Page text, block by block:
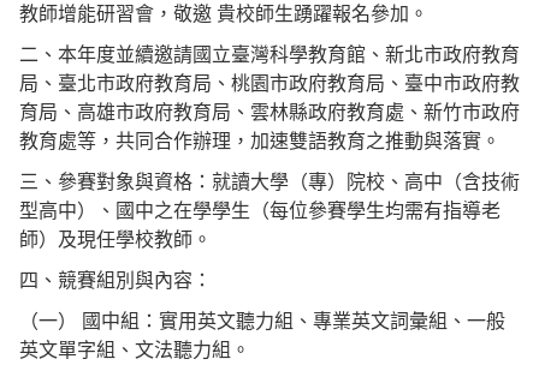
教師增能研習會，敬邀 貴校師生踴躍報名參加。
二、本年度並續邀請國立臺灣科學教育館、新北市政府教育
局、臺北市政府教育局、桃園市政府教育局、臺中市政府教
育局、高雄市政府教育局、雲林縣政府教育處、新竹市政府
教育處等，共同合作辦理，加速雙語教育之推動與落實。
三、參賽對象與資格：就讀大學（專）院校、高中（含技術
型高中）、國中之在學學生（每位參賽學生均需有指導老
師）及現任學校教師。
四、競賽組別與內容：
（一） 國中組：實用英文聽力組、專業英文詞彙組、一般
英文單字組、文法聽力組。